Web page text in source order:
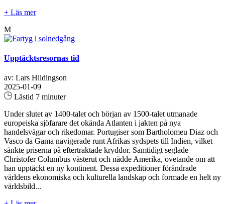
+ Läs mer
M
Upptäcktsresornas tid
av: Lars Hildingson
2025-01-09
Lästid 7 minuter
Under slutet av 1400-talet och början av 1500-talet utmanade
europeiska sjöfarare det okända Atlanten i jakten på nya
handelsvägar och rikedomar. Portugiser som Bartholomeu Diaz och
Vasco da Gama navigerade runt Afrikas sydspets till Indien, vilket
sänkte priserna på eftertraktade kryddor. Samtidigt seglade
Christofer Columbus västerut och nådde Amerika, ovetande om att
han upptäckt en ny kontinent. Dessa expeditioner förändrade
världens ekonomiska och kulturella landskap och formade en helt ny
världsbild...